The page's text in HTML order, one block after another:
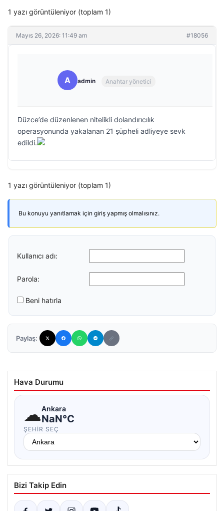
1 yazı görüntüleniyor (toplam 1)
Mayıs 26, 2026: 11:49 am #18056
A admin Anahtar yönetici
Düzce’de düzenlenen nitelikli dolandırıcılık
operasyonunda yakalanan 21 şüpheli adliyeye sevk
edildi.
1 yazı görüntüleniyor (toplam 1)
Bu konuyu yanıtlamak için giriş yapmış olmalısınız.
Kullanıcı adı:
Parola:
Beni hatırla
Paylaş:
Hava Durumu
☁Ankara
NaN°C
ŞEHIR SEÇ
Bizi Takip Edin